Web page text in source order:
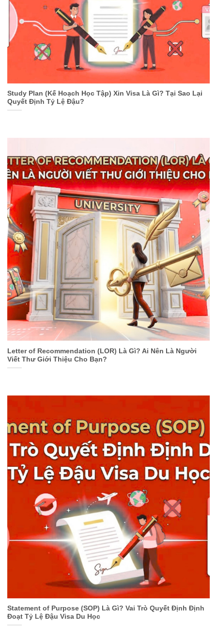
Study Plan (Kế Hoạch Học Tập) Xin Visa Là Gì? Tại Sao Lại
Quyết Định Tỷ Lệ Đậu?
Letter of Recommendation (LOR) Là Gì? Ai Nên Là Người
Viết Thư Giới Thiệu Cho Bạn?
Statement of Purpose (SOP) Là Gì? Vai Trò Quyết Định Định
Đoạt Tỷ Lệ Đậu Visa Du Học